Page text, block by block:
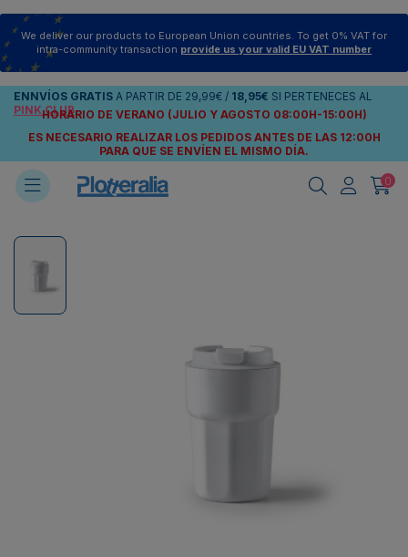
We deliver our products to European Union countries. To get 0% VAT for
intra-community transaction provide us your valid EU VAT number
ENNVÍOS GRATIS A PARTIR DE 29,99€ / 18,95€ SI PERTENECES AL
PINK CLUB
HORARIO DE VERANO (JULIO Y AGOSTO 08:00H-15:00H)
ES NECESARIO REALIZAR LOS PEDIDOS ANTES DE LAS 12:00H
PARA QUE SE ENVÍEN EL MISMO DÍA.
0